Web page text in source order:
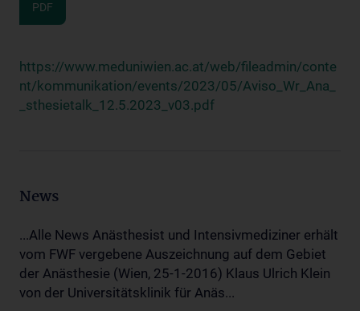
PDF
https://www.meduniwien.ac.at/web/fileadmin/conte
nt/kommunikation/events/2023/05/Aviso_Wr_Ana_
_sthesietalk_12.5.2023_v03.pdf
News
...Alle News Anästhesist und Intensivmediziner erhält
vom FWF vergebene Auszeichnung auf dem Gebiet
der Anästhesie (Wien, 25-1-2016) Klaus Ulrich Klein
von der Universitätsklinik für Anäs...